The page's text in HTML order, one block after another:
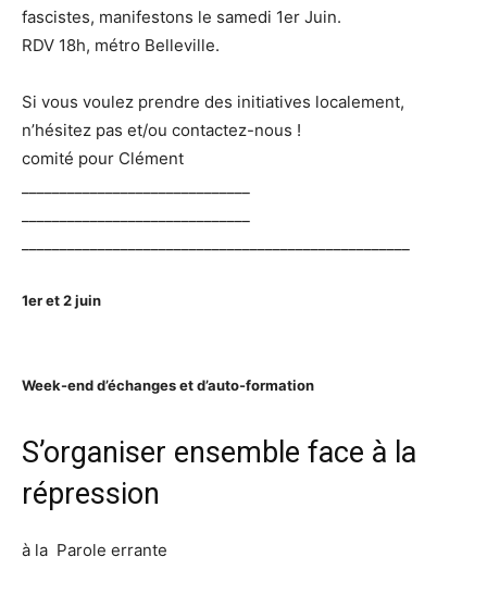
fascistes, manifestons le samedi 1er Juin.
RDV 18h, métro Belleville.
Si vous voulez prendre des initiatives localement,
n’hésitez pas et/ou contactez-nous !
comité pour Clément
1er et 2 juin
Week-end d’échanges et d’auto-formation
S’organiser ensemble face à la
répression
à la Parole errante